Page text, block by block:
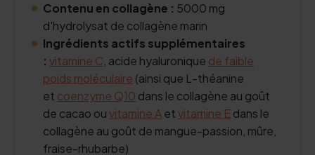
Contenu en collagène : 5000 mg
d'hydrolysat de collagène marin
Ingrédients actifs supplémentaires
: vitamine C , acide hyaluronique de faible
poids moléculaire (ainsi que L-théanine
et coenzyme Q10 dans le collagène au goût
de cacao ouvitamine Aetvitamine E dans le
collagène au goût de mangue-passion, mûre,
fraise-rhubarbe)